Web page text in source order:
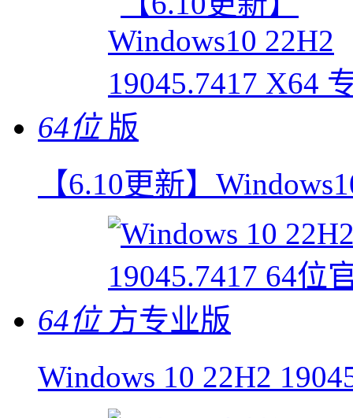
64位
【6.10更新】
64位
Windows 10 22H2